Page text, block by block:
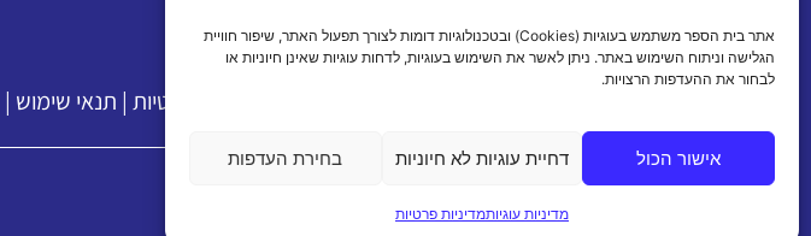
אתר בית הספר משתמש בעוגיות (Cookies) ובטכנולוגיות דומות לצורך תפעול האתר, שיפור חוויית
הגלישה וניתוח השימוש באתר. ניתן לאשר את השימוש בעוגיות, לדחות עוגיות שאינן חיוניות או
לבחור את ההעדפות הרצויות.
אישור הכול דחיית עוגיות לא חיוניות בחירת העדפות
מדיניות עוגיותמדיניות פרטיות
מדיניות פרטיות | תנאי שימוש |